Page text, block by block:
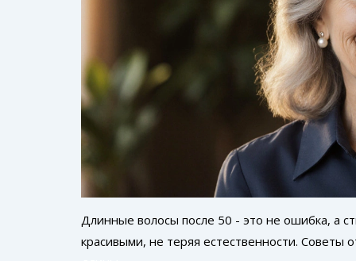
Длинные волосы после 50 - это не ошибка, а
красивыми, не теряя естественности. Советы